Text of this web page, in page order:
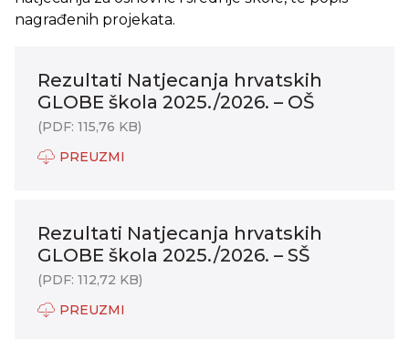
nagrađenih projekata.
Rezultati Natjecanja hrvatskih
GLOBE škola 2025./2026. – OŠ
(PDF: 115,76 KB)
PREUZMI
Rezultati Natjecanja hrvatskih
GLOBE škola 2025./2026. – SŠ
(PDF: 112,72 KB)
PREUZMI